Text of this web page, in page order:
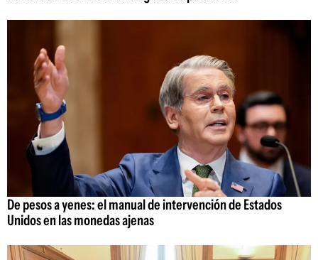
De pesos a yenes: el manual de intervención de Estados
Unidos en las monedas ajenas